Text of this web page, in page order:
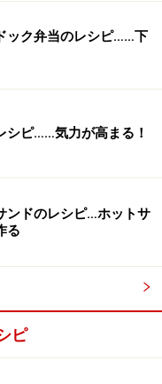
から半分に切った栃
ック弁当のレシピ……下
シピ……気力が高まる！
ンドのレシピ…ホットサ
る
ピ